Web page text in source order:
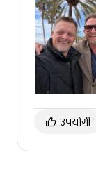
उपयोगी